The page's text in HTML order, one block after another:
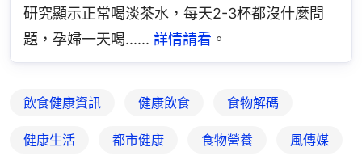
研究顯示正常喝淡茶水，每天2-3杯都沒什麼問
題，孕婦一天喝...... 詳情請看 。
飲食健康資訊 健康飲食 食物解碼
健康生活 都市健康 食物營養 風傳媒